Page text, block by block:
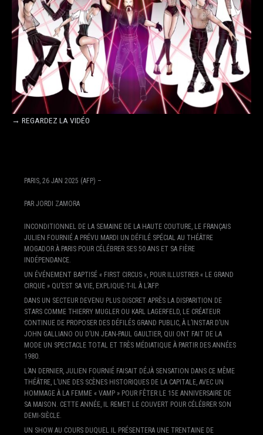
→ REGARDEZ LA VIDÉO
PARIS, 26 JAN 2025 (AFP) –
PAR JORDI ZAMORA
INCONDITIONNEL DE LA SEMAINE DE LA HAUTE COUTURE, LE FRANÇAIS
JULIEN FOURNIÉ A PRÉVU MARDI UN DÉFILÉ SPÉCIAL AU THÉÂTRE
MOGADOR À PARIS POUR CÉLÉBRER SES 50 ANS ET SA FIÈRE
INDÉPENDANCE.
UN ÉVÉNEMENT BAPTISÉ « FIRST CIRCUS », POUR ILLUSTRER « LE GRAND
CIRQUE » QU’EST SA VIE, EXPLIQUE-T-IL À L’AFP.
DANS UN SECTEUR DEVENU PLUS DISCRET APRÈS LA DISPARITION DE
STARS COMME THIERRY MUGLER OU KARL LAGERFELD, LE CRÉATEUR
CONTINUE DE PROPOSER DES DÉFILÉS GRAND PUBLIC, À L’INSTAR D’UN
JOHN GALLIANO OU D’UN JEAN-PAUL GAULTIER, QUI ONT FAIT DE LA
MODE UN SPECTACLE TOTAL ET TRÈS MÉDIATIQUE À PARTIR DES ANNÉES
1980.
L’AN DERNIER, JULIEN FOURNIÉ FAISAIT DÉJÀ SENSATION DANS CE MÊME
THÉÂTRE, L’UNE DES SCÈNES HISTORIQUES DE LA CAPITALE, AVEC UN
HOMMAGE À LA FEMME « VAMP » POUR FÊTER LE 15E ANNIVERSAIRE DE
SA MAISON. CETTE ANNÉE, IL REMET LE COUVERT POUR CÉLÉBRER SON
DEMI-SIÈCLE.
UN SHOW AU COURS DUQUEL IL PRÉSENTERA UNE TRENTAINE DE